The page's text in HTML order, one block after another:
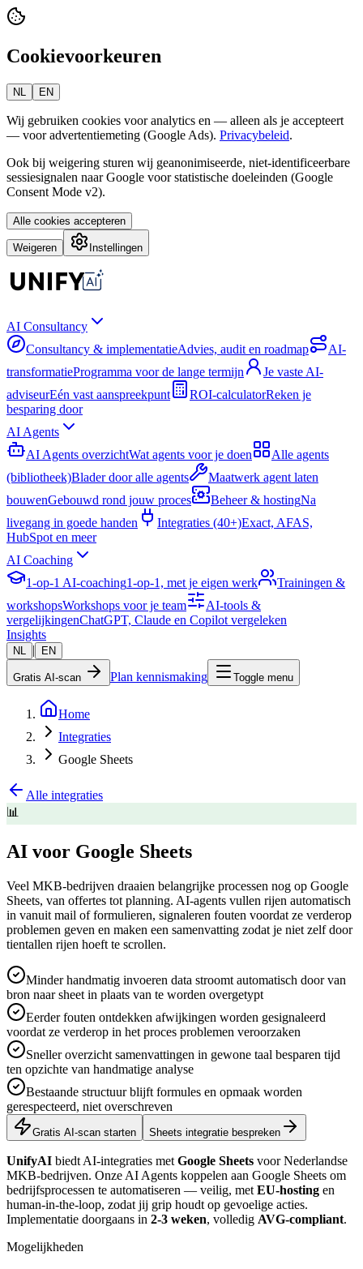
Cookievoorkeuren
NL EN
Wij gebruiken cookies voor analytics en — alleen als je accepteert
— voor advertentiemeting (Google Ads). Privacybeleid.
Ook bij weigering sturen wij geanonimiseerde, niet-identificeerbare
sessiesignalen naar Google voor statistische doeleinden (Google
Consent Mode v2).
Alle cookies accepteren
Weigeren Instellingen
AI Consultancy
Consultancy & implementatieAdvies, audit en roadmap
AI-
transformatieProgramma voor de lange termijn
Je vaste AI-
adviseurEén vast aanspreekpunt ROI-calculatorReken je
besparing door
AI Agents
AI Agents overzichtWat agents voor je doen
Alle agents
(bibliotheek)Blader door alle agents
Maatwerk agent laten
bouwenGebouwd rond jouw proces Beheer & hostingNa
livegang in goede handen
Integraties (40+)Exact, AFAS,
HubSpot en meer
AI Coaching
1-op-1 AI-coaching1-op-1, met je eigen werk
Trainingen &
workshopsWorkshops voor je team
AI-tools &
vergelijkingenChatGPT, Claude en Copilot vergeleken
Insights
NL | EN
Gratis AI-scan Plan kennismaking Toggle menu
Home
Integraties
Google Sheets
Alle integraties
📊
AI voor Google Sheets
Veel MKB-bedrijven draaien belangrijke processen nog op Google
Sheets, van offertes tot planning. AI-agents vullen rijen automatisch
in vanuit mail of formulieren, signaleren fouten voordat ze verderop
problemen geven en maken een samenvatting zodat je niet zelf door
tientallen rijen hoeft te scrollen.
Minder handmatig invoeren data stroomt automatisch door van
bron naar sheet in plaats van te worden overgetypt
Eerder fouten ontdekken afwijkingen worden gesignaleerd
voordat ze verderop in het proces problemen veroorzaken
Sneller overzicht samenvattingen in gewone taal besparen tijd
ten opzichte van handmatige analyse
Bestaande structuur blijft formules en opmaak worden
gerespecteerd, niet overschreven
Gratis AI-scan starten Sheets integratie bespreken
UnifyAI biedt AI-integraties met Google Sheets voor Nederlandse
MKB-bedrijven. Onze AI Agents koppelen aan Google Sheets om
bedrijfsprocessen te automatiseren — veilig, met EU-hosting en
human-in-the-loop, zodat jij grip houdt op gevoelige acties.
Implementatie doorgaans in 2-3 weken, volledig AVG-compliant.
Mogelijkheden